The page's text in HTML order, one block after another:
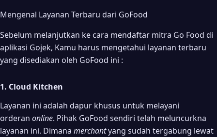
Mengenal Layanan Terbaru dari GoFood
Sebelum melanjutkan ke cara mendaftar mitra Go Food di
aplikasi Gojek, Kamu harus mengetahui layanan terbaru
yang disediakan oleh GoFood ini :
1. Cloud Kitchen
Layanan ini adalah dapur khusus untuk melayani
orderan online. Pihak GoFood sendiri telah meluncurkna
layanan ini. Dimana merchantyang sudah tergabung lewat